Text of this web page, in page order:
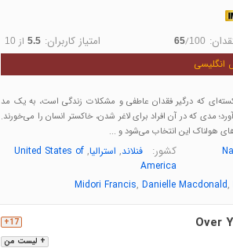
65/100 امتیاز کاربران: 5.5 از 10
انگلیسی
که درگیر فقدان عاطفی و مشکلات زندگی است، به یک مد
مدی که در آن افراد برای لاغر شدن، خاکستر انسان را می‌خورند.
هولناک این انتخاب می‌شود و ...
کشور: فنلاند, استرالیا,
United States of
America
Midori Francis, Danielle Macdonald,
+ لیست من
17+ Over